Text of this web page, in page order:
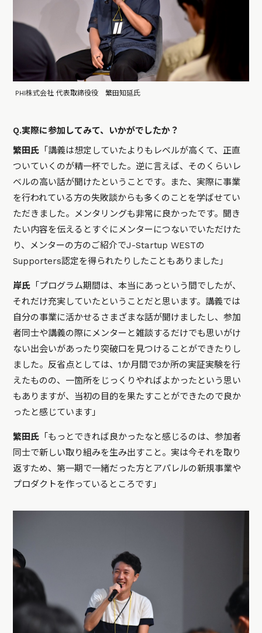
PHI株式会社 代表取締役役 繁田知延氏
Q.実際に参加してみて、いかがでしたか？
繁田氏 「講義は想定していたよりもレベルが高くて、正直
ついていくのが精一杯でした。逆に言えば、そのくらいレ
ベルの高い話が聞けたということです。また、実際に事業
を行われている方の失敗談からも多くのことを学ばせてい
ただきました。メンタリングも非常に良かったです。聞き
たい内容を伝えるとすぐにメンターにつないでいただけた
り、メンターの方のご紹介でJ-Startup WESTの
Supporters認定を得られたりしたこともありました」
岸氏 「プログラム期間は、本当にあっという間でしたが、
それだけ充実していたということだと思います。講義では
自分の事業に活かせるさまざまな話が聞けましたし、参加
者同士や講義の際にメンターと雑談するだけでも思いがけ
ない出会いがあったり突破口を見つけることができたりし
ました。反省点としては、1か月間で3か所の実証実験を行
えたものの、一箇所をじっくりやればよかったという思い
もありますが、当初の目的を果たすことができたので良か
ったと感じています」
繁田氏 「もっとできれば良かったなと感じるのは、参加者
同士で新しい取り組みを生み出すこと。実は今それを取り
返すため、第一期で一緒だった方とアパレルの新規事業や
プロダクトを作っているところです」